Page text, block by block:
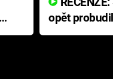
opět
přichází s